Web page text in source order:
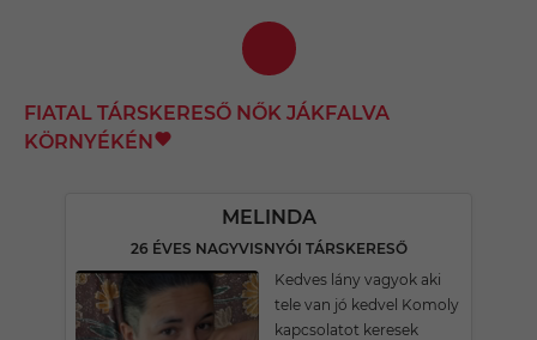
FIATAL TÁRSKERESŐ NŐK JÁKFALVA
KÖRNYÉKÉN
MELINDA
26 ÉVES NAGYVISNYÓI TÁRSKERESŐ
Kedves lány vagyok aki
tele van jó kedvel Komoly
kapcsolatot keresek